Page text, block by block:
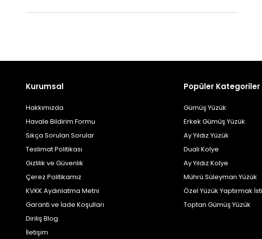
Kurumsal
Hakkımızda
Havale Bildirim Formu
Sıkça Sorulan Sorular
Teslimat Politikası
Gizlilik ve Güvenlik
Çerez Politikamız
KVKK Aydınlatma Metni
Garanti ve İade Koşulları
Diriliş Blog
İletişim
Popüler Kategoriler
Gümüş Yüzük
Erkek Gümüş Yüzük
Ay Yıldız Yüzük
Dualı Kolye
Ay Yıldız Kolye
Mührü Süleyman Yüzük
Özel Yüzük Yaptırmak
Toptan Gümüş Yüzük